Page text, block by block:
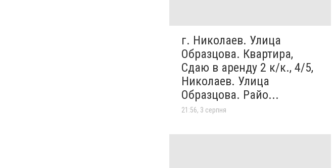
г. Николаев. Улица
Образцова. Квартира,
Сдаю в аренду 2 к/к., 4/5,
Николаев. Улица
Образцова. Райо...
21:56, 3 серпня